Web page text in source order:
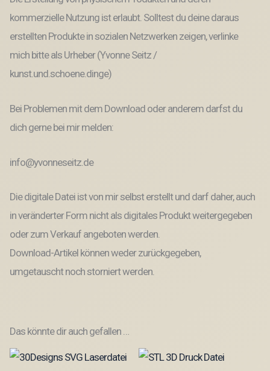
kommerzielle Nutzung ist erlaubt. Solltest du deine daraus
erstellten Produkte in sozialen Netzwerken zeigen, verlinke
mich bitte als Urheber (Yvonne Seitz /
kunst.und.schoene.dinge)
Bei Problemen mit dem Download oder anderem darfst du
dich gerne bei mir melden:
info@yvonneseitz.de
Die digitale Datei ist von mir selbst erstellt und darf daher, auch
in veränderter Form nicht als digitales Produkt weitergegeben
oder zum Verkauf angeboten werden.
Download-Artikel können weder zurückgegeben,
umgetauscht noch storniert werden.
Das könnte dir auch gefallen …